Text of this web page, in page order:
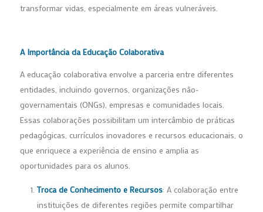
transformar vidas, especialmente em áreas vulneráveis.
A Importância da Educação Colaborativa
A educação colaborativa envolve a parceria entre diferentes
entidades, incluindo governos, organizações não-
governamentais (ONGs), empresas e comunidades locais.
Essas colaborações possibilitam um intercâmbio de práticas
pedagógicas, currículos inovadores e recursos educacionais, o
que enriquece a experiência de ensino e amplia as
oportunidades para os alunos.
Troca de Conhecimento e Recursos: A colaboração entre
instituições de diferentes regiões permite compartilhar